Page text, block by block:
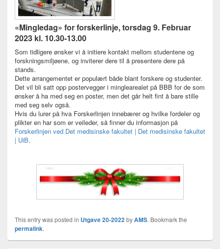
«Mingledag» for forskerlinje, torsdag 9. Februar
2023 kl. 10.30-13.00
Som tidligere ønsker vi å initiere kontakt mellom studentene og
forskningsmiljøene, og inviterer dere til å presentere dere på
stands.
Dette arrangementet er populært både blant forskere og studenter.
Det vil bli satt opp postervegger i minglearealet på BBB for de som
ønsker å ha med seg en poster, men det går helt fint å bare stille
med seg selv også.
Hvis du lurer på hva Forskerlinjen innebærer og hvilke fordeler og
plikter en har som er veileder, så finner du informasjon på
Forskerlinjen ved Det medisinske fakultet | Det medisinske fakultet
| UiB.
This entry was posted in Utgave 20-2022 byAMS. Bookmark the
permalink.